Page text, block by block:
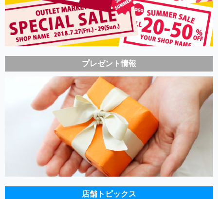
プレゼント情報
店舗トピックス